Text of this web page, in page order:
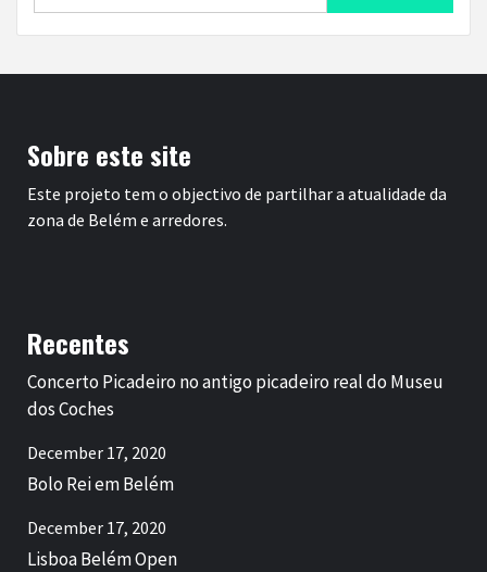
Sobre este site
Este projeto tem o objectivo de partilhar a atualidade da
zona de Belém e arredores.
Recentes
Concerto Picadeiro no antigo picadeiro real do Museu
dos Coches
December 17, 2020
Bolo Rei em Belém
December 17, 2020
Lisboa Belém Open